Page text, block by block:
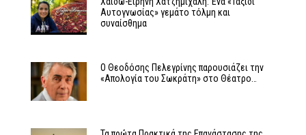
Αυτογνωσίας» γεμάτο τόλμη και
συναίσθημα
Ο Θεοδόσης Πελεγρίνης παρουσιάζει την
«Απολογία του Σωκράτη» στο Θέατρο…